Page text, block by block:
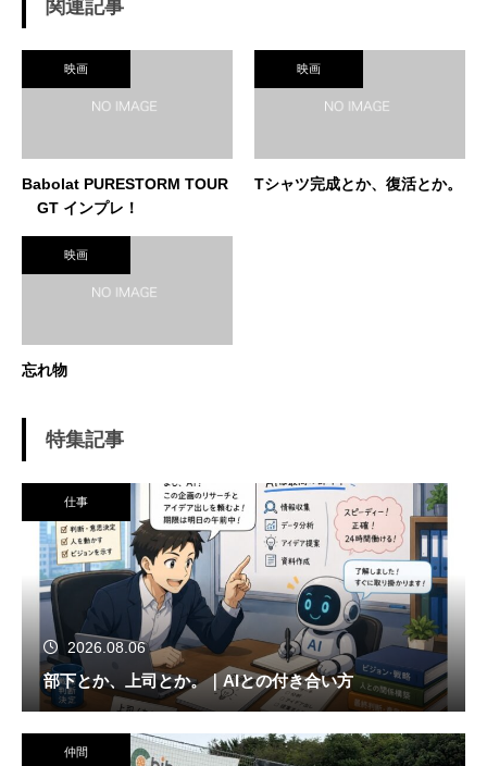
関連記事
映画
Babolat PURESTORM TOUR
GT インプレ！
映画
Tシャツ完成とか、復活とか。
映画
忘れ物
特集記事
仕事
2026.08.06
部下とか、上司とか。｜AIとの付き合い方
仲間